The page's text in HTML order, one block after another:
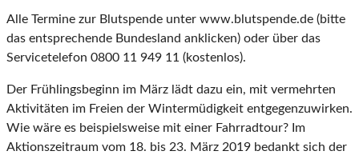
Alle Termine zur Blutspende unter www.blutspende.de (bitte
das entsprechende Bundesland anklicken) oder über das
Servicetelefon 0800 11 949 11 (kostenlos).
Der Frühlingsbeginn im März lädt dazu ein, mit vermehrten
Aktivitäten im Freien der Wintermüdigkeit entgegenzuwirken.
Wie wäre es beispielsweise mit einer Fahrradtour? Im
Aktionszeitraum vom 18. bis 23. März 2019 bedankt sich der